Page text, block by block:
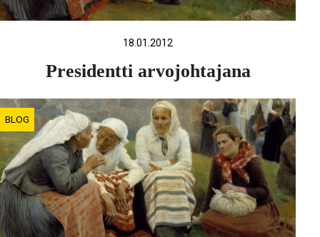
18.01.2012
Presidentti arvojohtajana
BLOG